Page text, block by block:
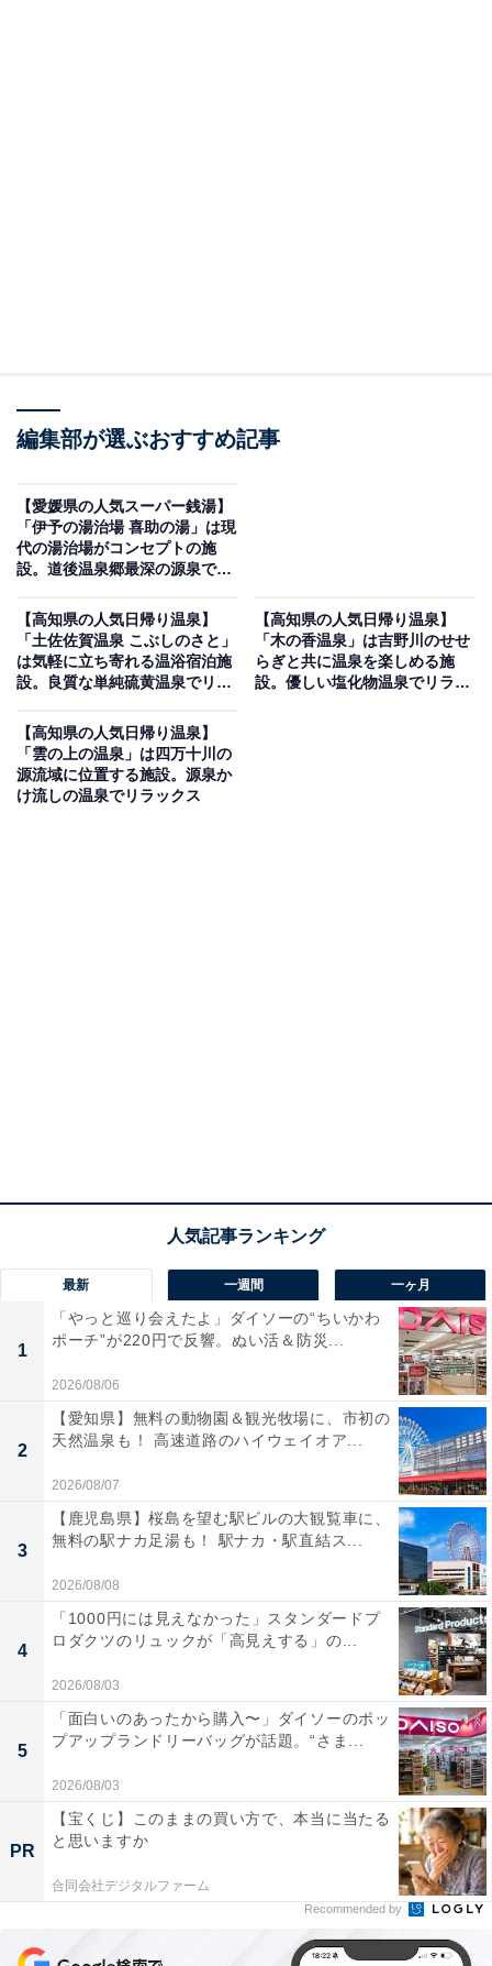
編集部が選ぶおすすめ記事
【愛媛県の人気スーパー銭湯】
「伊予の湯治場 喜助の湯」は現
代の湯治場がコンセプトの施
設。道後温泉郷最深の源泉でリ
【高知県の人気日帰り温泉】
「土佐佐賀温泉 こぶしのさと」
は気軽に立ち寄れる温浴宿泊施
設。良質な単純硫黄温泉でリラ
【高知県の人気日帰り温泉】
「木の香温泉」は吉野川のせせ
らぎと共に温泉を楽しめる施
設。優しい塩化物温泉でリラッ
【高知県の人気日帰り温泉】
「雲の上の温泉」は四万十川の
源流域に位置する施設。源泉か
け流しの温泉でリラックス
最新 一週間 一ヶ月
1
「やっと巡り会えたよ」ダイソーの“ちいかわ
ポーチ”が220円で反響。ぬい活＆防災...
2026/08/06
2
【愛知県】無料の動物園＆観光牧場に、市初の
天然温泉も！ 高速道路のハイウェイオア...
2026/08/07
3
【鹿児島県】桜島を望む駅ビルの大観覧車に、
無料の駅ナカ足湯も！ 駅ナカ・駅直結ス...
2026/08/08
4
「1000円には見えなかった」スタンダードプ
ロダクツのリュックが「高見えする」の...
2026/08/03
5
「面白いのあったから購入〜」ダイソーのポッ
プアップランドリーバッグが話題。“さま...
2026/08/03
PR
【宝くじ】このままの買い方で、本当に当たる
と思いますか
合同会社デジタルファーム
Recommended by